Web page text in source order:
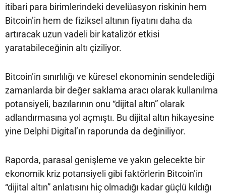
itibari para birimlerindeki develüasyon riskinin hem
Bitcoin’in hem de fiziksel altının fiyatını daha da
artıracak uzun vadeli bir katalizör etkisi
yaratabileceğinin altı çiziliyor.
Bitcoin’in sınırlılığı ve küresel ekonominin sendelediği
zamanlarda bir değer saklama aracı olarak kullanılma
potansiyeli, bazılarının onu “dijital altın” olarak
adlandırmasına yol açmıştı. Bu dijital altın hikayesine
yine Delphi Digital’ın raporunda da değiniliyor.
Raporda, parasal genişleme ve yakın gelecekte bir
ekonomik kriz potansiyeli gibi faktörlerin Bitcoin’in
“dijital altın” anlatısını hiç olmadığı kadar güçlü kıldığı